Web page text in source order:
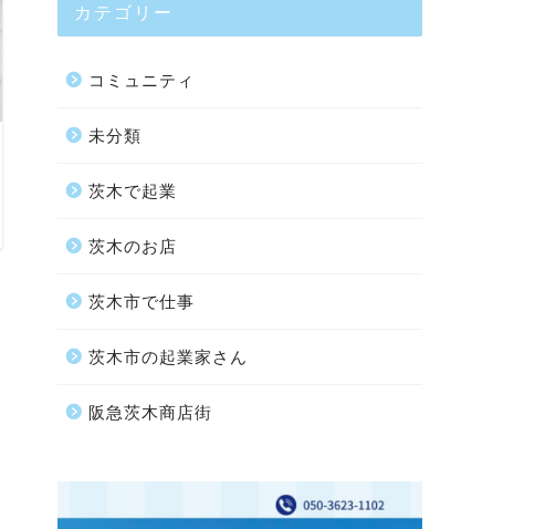
カテゴリー
コミュニティ
未分類
茨木で起業
茨木のお店
茨木市で仕事
茨木市の起業家さん
阪急茨木商店街